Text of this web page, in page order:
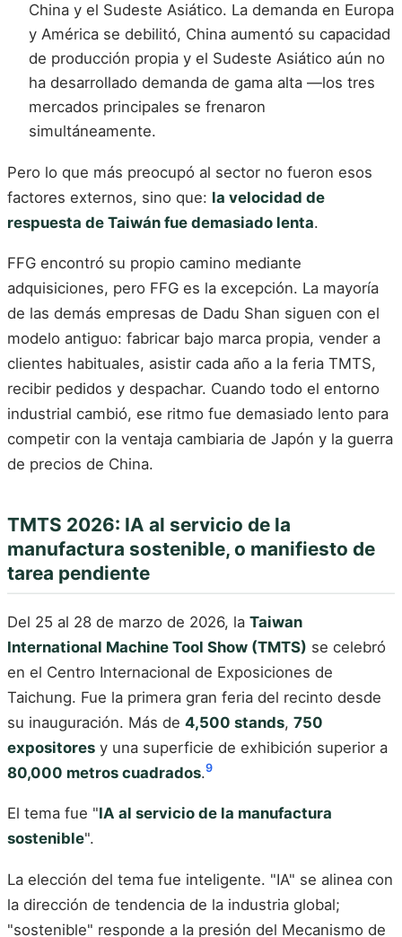
China y el Sudeste Asiático. La demanda en Europa
y América se debilitó, China aumentó su capacidad
de producción propia y el Sudeste Asiático aún no
ha desarrollado demanda de gama alta —los tres
mercados principales se frenaron
simultáneamente.
Pero lo que más preocupó al sector no fueron esos
factores externos, sino que: la velocidad de
respuesta de Taiwán fue demasiado lenta.
FFG encontró su propio camino mediante
adquisiciones, pero FFG es la excepción. La mayoría
de las demás empresas de Dadu Shan siguen con el
modelo antiguo: fabricar bajo marca propia, vender a
clientes habituales, asistir cada año a la feria TMTS,
recibir pedidos y despachar. Cuando todo el entorno
industrial cambió, ese ritmo fue demasiado lento para
competir con la ventaja cambiaria de Japón y la guerra
de precios de China.
TMTS 2026: IA al servicio de la
manufactura sostenible, o manifiesto de
tarea pendiente
Del 25 al 28 de marzo de 2026, la Taiwan
International Machine Tool Show (TMTS) se celebró
en el Centro Internacional de Exposiciones de
Taichung. Fue la primera gran feria del recinto desde
su inauguración. Más de 4,500 stands, 750
expositores y una superficie de exhibición superior a
80,000 metros cuadrados.9
El tema fue "IA al servicio de la manufactura
sostenible".
La elección del tema fue inteligente. "IA" se alinea con
la dirección de tendencia de la industria global;
"sostenible" responde a la presión del Mecanismo de